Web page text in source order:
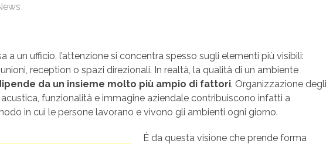
a un ufficio, l’attenzione si concentra spesso sugli elementi più visibili:
reception o spazi direzionali. In realtà, la qualità di un ambiente
da un insieme molto più ampio di fattori. Organizzazione degli
funzionalità e immagine aziendale contribuiscono infatti a
in cui le persone lavorano e vivono gli ambienti ogni giorno.
È da questa visione che prende forma